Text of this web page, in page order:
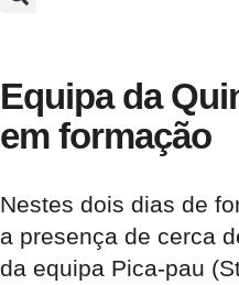
Equipa da
em formação
Nestes dois dias de
a presença de cerca
da equipa Pica-pau